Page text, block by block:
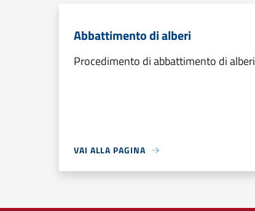
Abbattimento di alberi
Procedimento di abbattimento di alberi
VAI ALLA PAGINA